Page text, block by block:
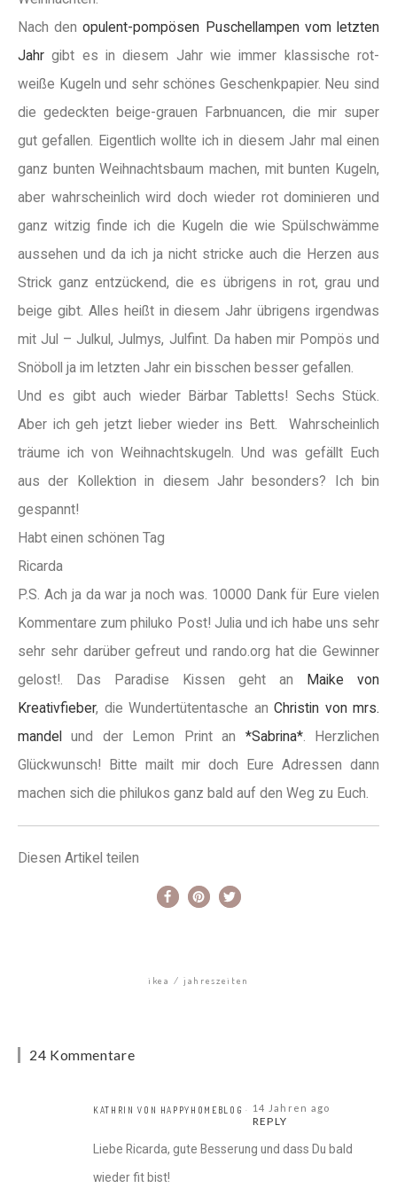
Nach denopulent-pompösen Puschellampen vom letzten
Jahr gibt es in diesem Jahr wie immer klassische rot-
weiße Kugeln und sehr schönes Geschenkpapier. Neu sind
die gedeckten beige-grauen Farbnuancen, die mir super
gut gefallen. Eigentlich wollte ich in diesem Jahr mal einen
ganz bunten Weihnachtsbaum machen, mit bunten Kugeln,
aber wahrscheinlich wird doch wieder rot dominieren und
ganz witzig finde ich die Kugeln die wie Spülschwämme
aussehen und da ich ja nicht stricke auch die Herzen aus
Strick ganz entzückend, die es übrigens in rot, grau und
beige gibt. Alles heißt in diesem Jahr übrigens irgendwas
mit Jul – Julkul, Julmys, Julfint. Da haben mir Pompös und
Snöboll ja im letzten Jahr ein bisschen besser gefallen.
Und es gibt auch wieder Bärbar Tabletts! Sechs Stück.
Aber ich geh jetzt lieber wieder ins Bett. Wahrscheinlich
träume ich von Weihnachtskugeln. Und was gefällt Euch
aus der Kollektion in diesem Jahr besonders? Ich bin
gespannt!
Habt einen schönen Tag
Ricarda
P.S. Ach ja da war ja noch was. 10000 Dank für Eure vielen
Kommentare zum philuko Post! Julia und ich habe uns sehr
sehr sehr darüber gefreut und rando.org hat die Gewinner
gelost!. Das Paradise Kissen geht an Maike von
Kreativfieber, die Wundertütentasche an Christin von mrs.
mandel und der Lemon Print an *Sabrina*. Herzlichen
Glückwunsch! Bitte mailt mir doch Eure Adressen dann
machen sich die philukos ganz bald auf den Weg zu Euch.
Diesen Artikel teilen
ikea jahreszeiten
24 Kommentare
KATHRIN VON HAPPYHOMEBLOG 14 Jahren ago
REPLY
Liebe Ricarda, gute Besserung und dass Du bald
wieder fit bist!